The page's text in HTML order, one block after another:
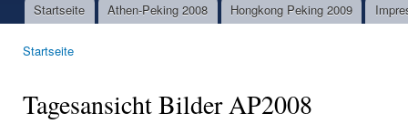
Hauptmenü
Startseite Athen-Peking 2008 Hongkong Peking 2009
Startseite
Tagesansicht Bilder AP2008